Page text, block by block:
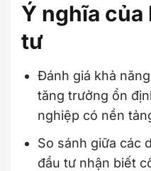
Ý nghĩa của
tư
Đánh giá khả
tăng trưởng ổn
nghiệp có nền
So sánh giữa các
đầu tư nhận biết